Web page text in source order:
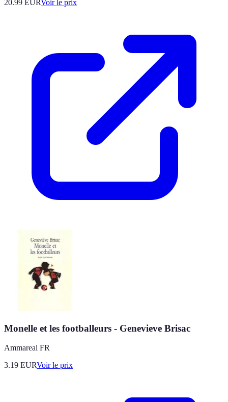
20.99 EURVoir le prix
Monelle et les footballeurs - Genevieve Brisac
Ammareal FR
3.19 EURVoir le prix